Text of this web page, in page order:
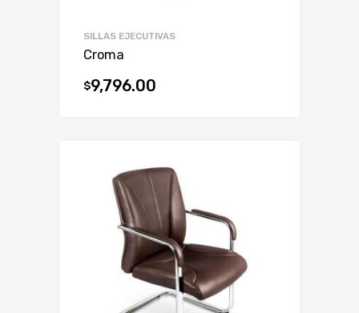
SILLAS EJECUTIVAS
Croma
$9,796.00